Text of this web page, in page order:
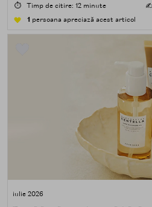
⏱️ Timp de citire: 12 minute
1 persoana apreciază acest articol
iulie 2026